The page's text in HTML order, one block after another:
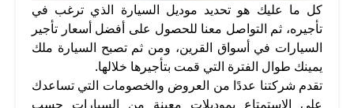
كل ما عليك هو تحديد موديل السيارة الذي ترغب في
تأجيره، ثم التواصل معنا للحصول على أفضل أسعار تأجير
السيارات في أسواق القرين، ومن ثم تصبح السيارة ملك
يمينك طوال الفترة التي قمت بتأجيرها خلالها.
تقدم شركتنا عددًا من العروض والخصومات التي تساعدك
على الاستمتاع بموديلات معينة من السيارات حسب